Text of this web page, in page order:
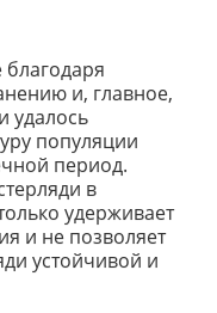
и, главное,
удалось
популяции
период.
в
удерживает
и не позволяет
устойчивой и